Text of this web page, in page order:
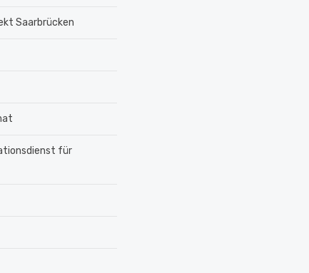
Saarbrücken
für